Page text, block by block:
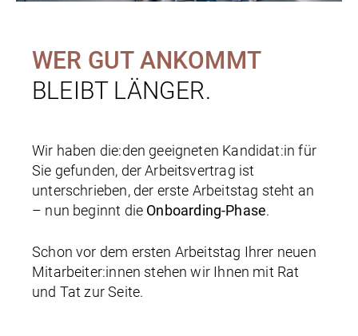
WER GUT ANKOMMT
BLEIBT LÄNGER.
Wir haben die:den geeigneten Kandidat:in für
Sie gefunden, der Arbeitsvertrag ist
unterschrieben, der erste Arbeitstag steht an
– nun beginnt die Onboarding-Phase.
Schon vor dem ersten Arbeitstag Ihrer neuen
Mitarbeiter:innen stehen wir Ihnen mit Rat
und Tat zur Seite.